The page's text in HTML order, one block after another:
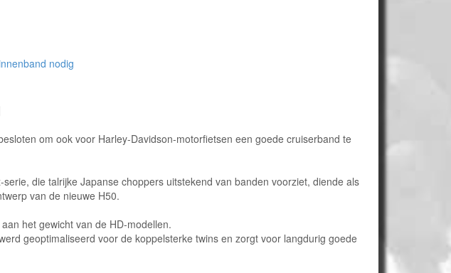
nodig
om ook voor Harley-Davidson-motorfietsen een goede cruiserband te
die talrijke Japanse choppers uitstekend van banden voorziet, diende als
van de nieuwe H50.
het gewicht van de HD-modellen.
geoptimaliseerd voor de koppelsterke twins en zorgt voor langdurig goede